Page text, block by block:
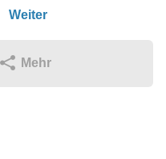
Weiter
Mehr